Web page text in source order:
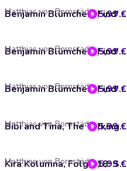
Benjamin Blümchen, Find's raus mit Benjamin, Folge 15: Insekten
Matthias von Bornstädt 5,99 €
Benjamin Blümchen, Find's raus mit Benjamin, Folge 14: Eisenbahn
Matthias von Bornstädt 5,99 €
Benjamin Blümchen, Find's raus mit Benjamin, Folge 13: Regenwald
Matthias von Bornstädt 5,99 €
Bibi and Tina, The Talking Horse
Matthias von Bornstädt 5,99 €
Kira Kolumna, Folge 18: Schöne Bescherung
Matthias von Bornstädt 5,99 €